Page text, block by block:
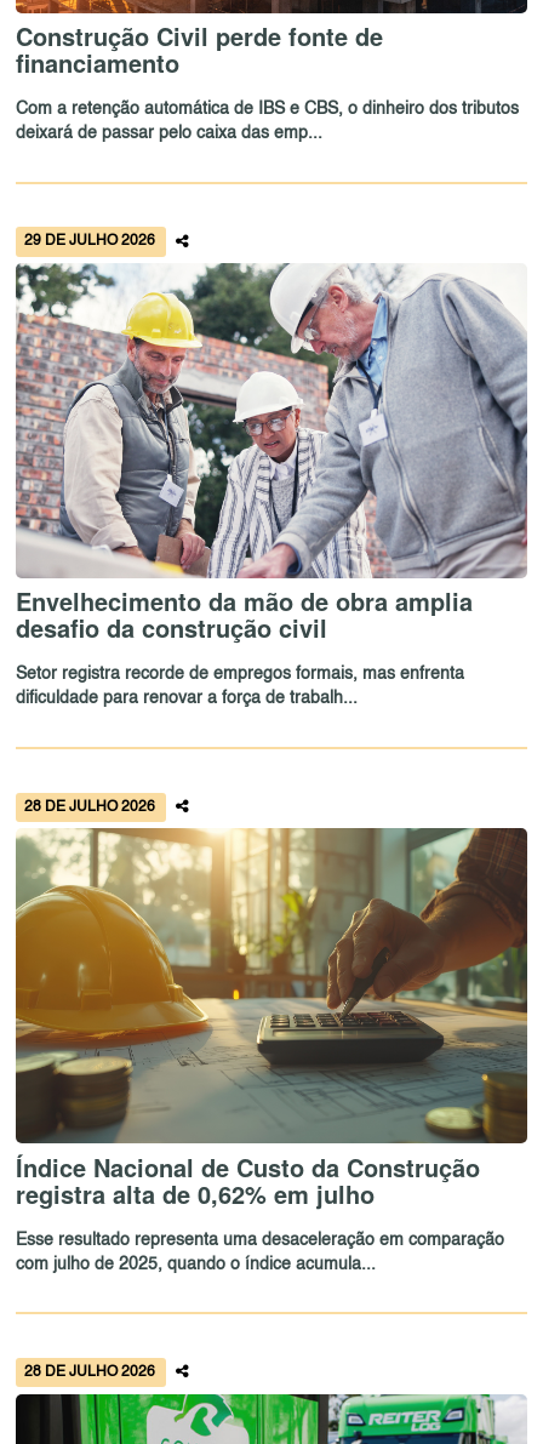
Construção Civil perde fonte de
financiamento
Com a retenção automática de IBS e CBS, o dinheiro dos tributos
deixará de passar pelo caixa das emp...
29 DE JULHO 2026
Envelhecimento da mão de obra amplia
desafio da construção civil
Setor registra recorde de empregos formais, mas enfrenta
dificuldade para renovar a força de trabalh...
28 DE JULHO 2026
Índice Nacional de Custo da Construção
registra alta de 0,62% em julho
Esse resultado representa uma desaceleração em comparação
com julho de 2025, quando o índice acumula...
28 DE JULHO 2026